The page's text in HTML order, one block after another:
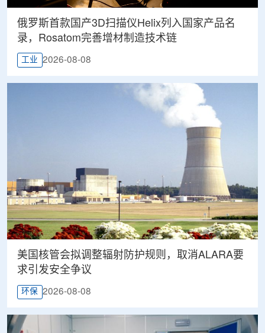
俄罗斯首款国产3D扫描仪Helix列入国家产品名
录，Rosatom完善增材制造技术链
工业 2026-08-08
美国核管会拟调整辐射防护规则，取消ALARA要
求引发安全争议
环保 2026-08-08